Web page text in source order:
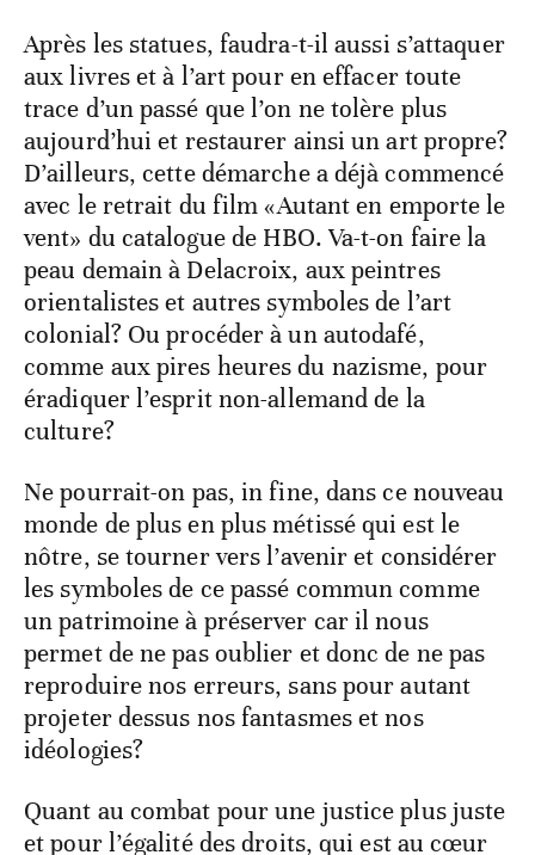
Après les statues, faudra-t-il aussi s’attaquer
aux livres et à l’art pour en effacer toute
trace d’un passé que l’on ne tolère plus
aujourd’hui et restaurer ainsi un art propre?
D’ailleurs, cette démarche a déjà commencé
avec le retrait du film «Autant en emporte le
vent» du catalogue de HBO. Va-t-on faire la
peau demain à Delacroix, aux peintres
orientalistes et autres symboles de l’art
colonial? Ou procéder à un autodafé,
comme aux pires heures du nazisme, pour
éradiquer l’esprit non-allemand de la
culture?
Ne pourrait-on pas, in fine, dans ce nouveau
monde de plus en plus métissé qui est le
nôtre, se tourner vers l’avenir et considérer
les symboles de ce passé commun comme
un patrimoine à préserver car il nous
permet de ne pas oublier et donc de ne pas
reproduire nos erreurs, sans pour autant
projeter dessus nos fantasmes et nos
idéologies?
Quant au combat pour une justice plus juste
et pour l’égalité des droits, qui est au cœur